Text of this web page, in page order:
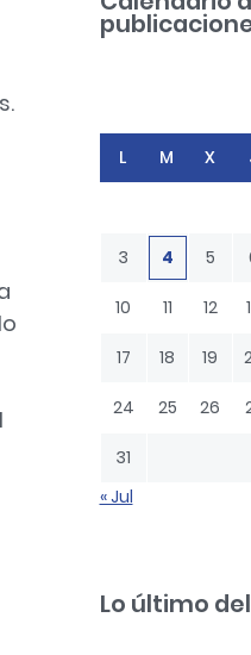
L M X
3 4 5
10 11 12
17 18 19
24 25 26
31
« Jul
Lo último